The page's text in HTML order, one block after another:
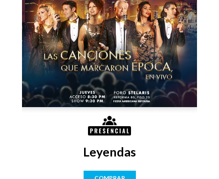
Leyendas